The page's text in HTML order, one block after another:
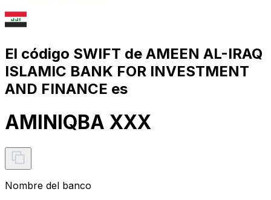
El código SWIFT de AMEEN AL-IRAQ
ISLAMIC BANK FOR INVESTMENT
AND FINANCE es
AMINIQBA XXX
Nombre del banco